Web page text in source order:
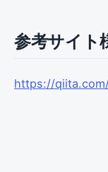
参考サイト
https://